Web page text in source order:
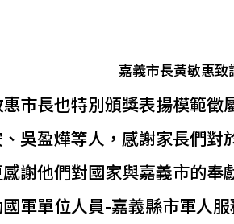
嘉義市長黃敏惠致
市長也特別頒獎表揚模範徵
吳盈燁等人，感謝家長們對
謝他們對國家與嘉義市的奉
軍單位人員-嘉義縣市軍人